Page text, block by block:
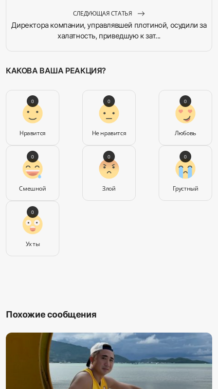
СЛЕДУЮЩАЯ СТАТЬЯ
Директора компании, управлявшей плотиной, осудили за
халатность, приведшую к зат...
КАКОВА ВАША РЕАКЦИЯ?
Нравится
0
Не нравится
0
Любовь
0
Смешной
0
Злой
0
Грустный
0
Ух ты
0
Похожие сообщения